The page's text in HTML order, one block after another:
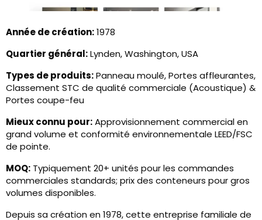
Année de création:1978
Quartier général:Lynden, Washington, USA
Types de produits:Panneau moulé, Portes affleurantes,
Classement STC de qualité commerciale (Acoustique) &
Portes coupe-feu
Mieux connu pour:Approvisionnement commercial en
grand volume et conformité environnementale LEED/FSC
de pointe.
MOQ: Typiquement 20+ unités pour les commandes
commerciales standards; prix des conteneurs pour gros
volumes disponibles.
Depuis sa création en 1978, cette entreprise familiale de